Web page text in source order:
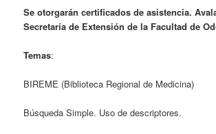
Se otorgarán certificados de asistencia.
Secretaría de Extensión de la Facultad de
Temas:
BIREME (Biblioteca Regional de Medicina)
Búsqueda Simple. Uso de descriptores.